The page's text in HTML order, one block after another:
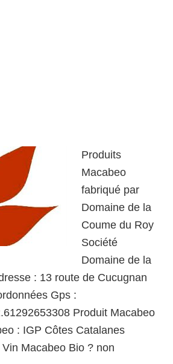
Produits
Macabeo
fabriqué par
Domaine de la
Coume du Roy
Société
Domaine de la
: 13 route de Cucugnan
Gps :
Produit Macabeo
: IGP Côtes Catalanes
Macabeo Bio ? non